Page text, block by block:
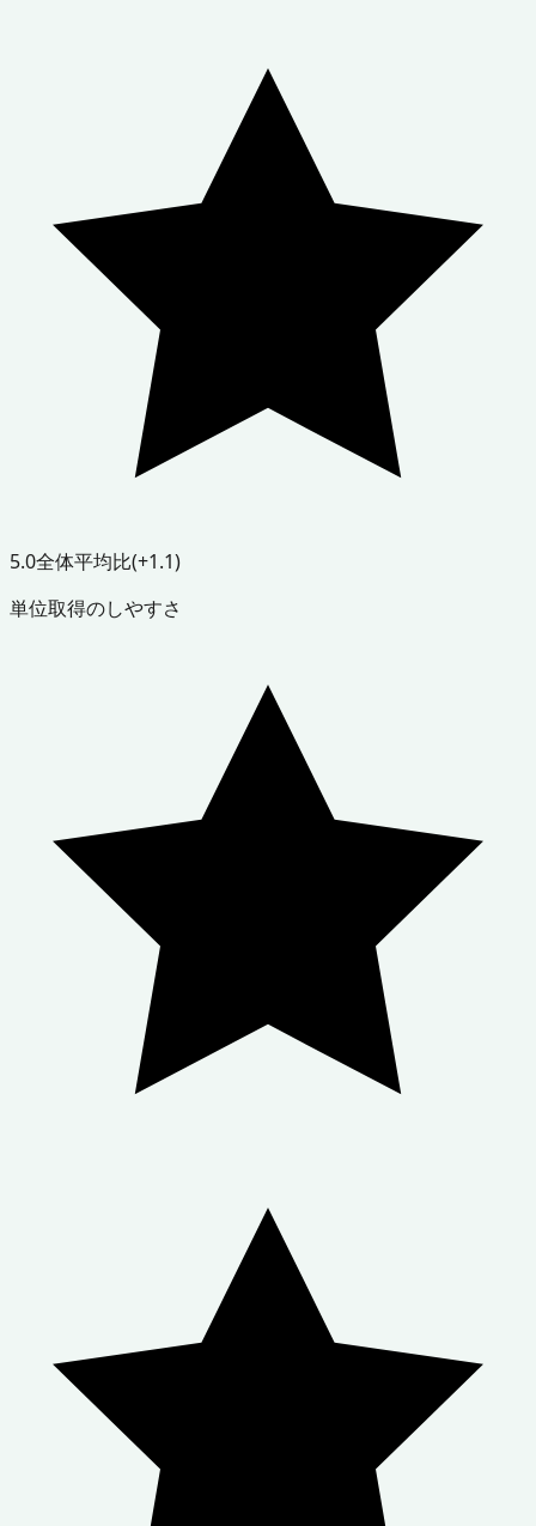
5.0全体平均比(+1.1)
単位取得のしやすさ